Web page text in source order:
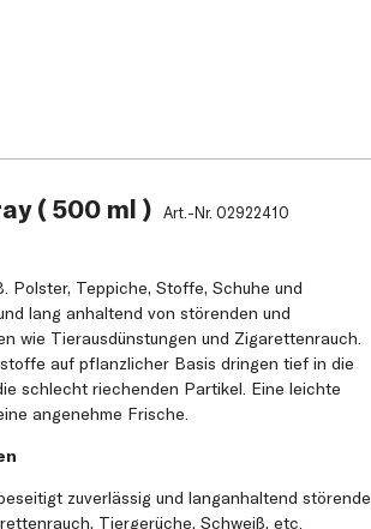
( 500 ml ) Art.-Nr. 02922410
Polster, Teppiche, Stoffe, Schuhe und
lang anhaltend von störenden und
wie Tierausdünstungen und Zigarettenrauch.
auf pflanzlicher Basis dringen tief in die
schlecht riechenden Partikel. Eine leichte
angenehme Frische.
zuverlässig und langanhaltend störende
Tiergerüche, Schweiß, etc.